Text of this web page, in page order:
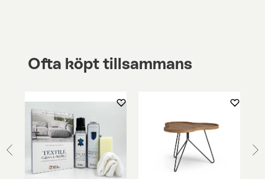
Ofta köpt tillsammans